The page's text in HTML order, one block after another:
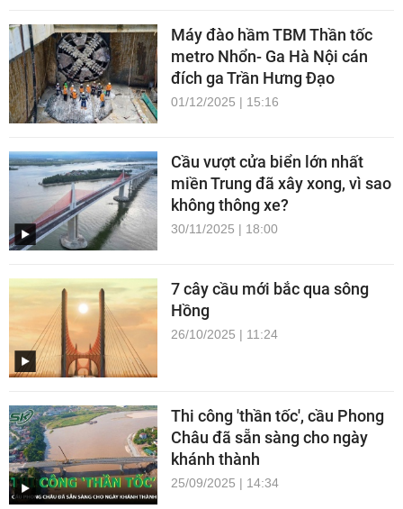
Máy đào hầm TBM Thần tốc
metro Nhổn- Ga Hà Nội cán
đích ga Trần Hưng Đạo
01/12/2025 | 15:16
Cầu vượt cửa biển lớn nhất
miền Trung đã xây xong, vì sao
không thông xe?
30/11/2025 | 18:00
7 cây cầu mới bắc qua sông
Hồng
26/10/2025 | 11:24
Thi công 'thần tốc', cầu Phong
Châu đã sẵn sàng cho ngày
khánh thành
25/09/2025 | 14:34